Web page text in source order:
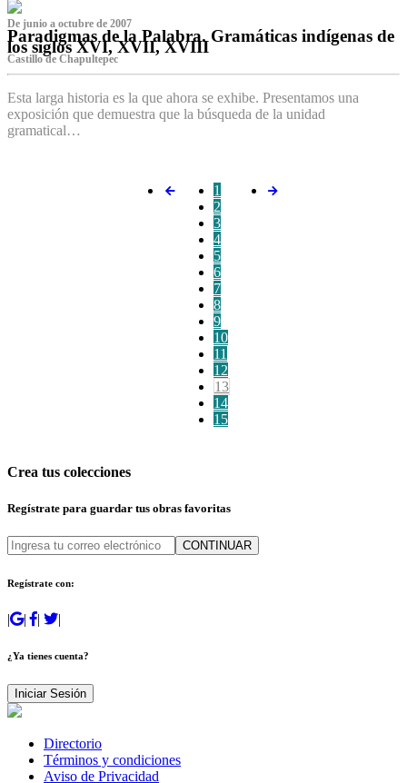
De junio a octubre de 2007
Paradigmas de la Palabra. Gramáticas indígenas de
los siglos XVI, XVII, XVIII
Castillo de Chapultepec
Esta larga historia es la que ahora se exhibe. Presentamos una
exposición que demuestra que la búsqueda de la unidad
gramatical…
1
2
3
4
5
6
7
8
9
10
11
12
13
14
15
Crea tus colecciones
Regístrate para guardar tus obras favoritas
CONTINUAR
Regístrate con:
| | | |
¿Ya tienes cuenta?
Iniciar Sesión
Directorio
Términos y condiciones
Aviso de Privacidad